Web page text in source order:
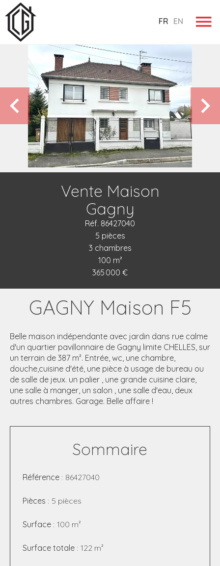
FR EN
Vente Maison
Gagny
Réf. 86427040
5 pièces
3 chambres
100 m²
365 000 €
GAGNY Maison F5
Belle maison indépendante avec jardin dans rue calme
d'un quartier pavillonnaire de Gagny limite CHELLES, sur
un terrain de 387 m². Entrée, wc, une chambre,
douche,cuisine d'été, une pièce à usage de bureau ou
de salle de jeux. un palier , une grande cuisine claire,
une salle à manger, un salon , une salle d'eau, deux
autres chambres. Garage. Belle affaire !
Sommaire
Référence 86427040
Pièces 5 pièces
Surface 100 m²
Surface totale 122 m²